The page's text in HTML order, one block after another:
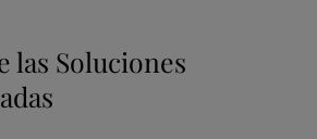
las Soluciones